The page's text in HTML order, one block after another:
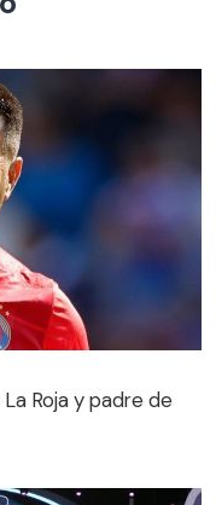
Roja y padre de